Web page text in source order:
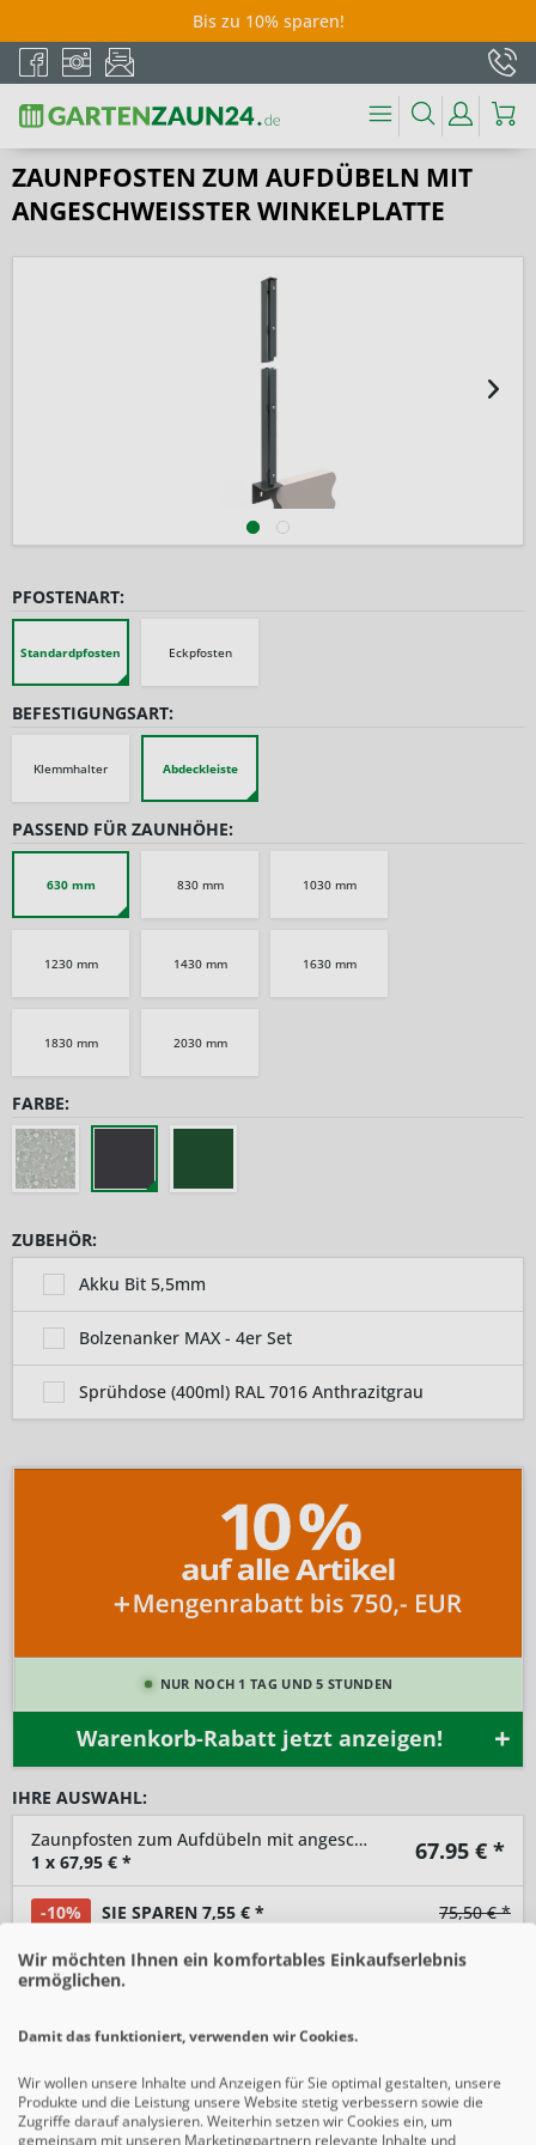
Bis zu 10% sparen!
ZAUNPFOSTEN ZUM AUFDÜBELN MIT
ANGESCHWEISSTER WINKELPLATTE
PFOSTENART:
Standardpfosten Eckpfosten
BEFESTIGUNGSART:
Klemmhalter Abdeckleiste
PASSEND FÜR ZAUNHÖHE:
630 mm 830 mm 1030 mm
1230 mm 1430 mm 1630 mm
1830 mm 2030 mm
FARBE:
ZUBEHÖR:
Akku Bit 5,5mm
Bolzenanker MAX - 4er Set
Sprühdose (400ml) RAL 7016 Anthrazitgrau
NUR NOCH 1 TAG UND 5 STUNDEN
Warenkorb-Rabatt jetzt anzeigen!
IHRE AUSWAHL:
Zaunpfosten zum Aufdübeln mit angeschweißter Winkelplatte
1 x 67,95 € * 67.95 € *
-10% SIE SPAREN 7,55 € * 75,50 € *
-
In den Warenkorb
Preise inkl. gesetzlicher MwSt.zzgl. Versandkosten
Wir möchten Ihnen ein komfortables Einkaufserlebnis
ermöglichen.
Damit das funktioniert, verwenden wir Cookies.
Wir wollen unsere Inhalte und Anzeigen für Sie optimal gestalten, unsere
Produkte und die Leistung unsere Website stetig verbessern sowie die
Zugriffe darauf analysieren. Weiterhin setzen wir Cookies ein, um
gemeinsam mit unseren Marketingpartnern relevante Inhalte und